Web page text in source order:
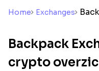
Home Exchanges
Backpack
crypto